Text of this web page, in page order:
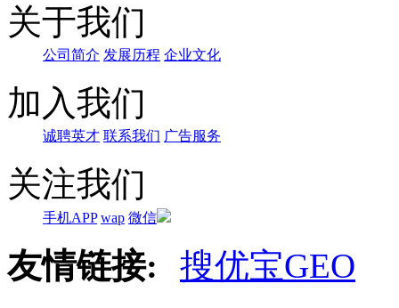
关于我们
公司简介 发展历程 企业文化
加入我们
诚聘英才 联系我们 广告服务
关注我们
手机APP wap 微信
友情链接:
搜优宝GEO